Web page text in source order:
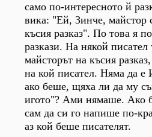
само по-интересното й
вика: "Ей, Зинче, майстор
късия разказ". По това я
разкази. На някой писател
майсторът на късия
на кой писател. Няма да
ако беше, щяха ли да му
игото"? Ами нямаше. Ако
сам да си го напише по-
аз кой беше писателят.